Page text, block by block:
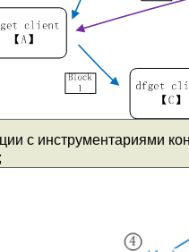
с инструментариями